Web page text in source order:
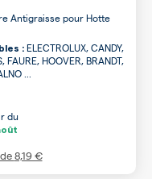
Antigraisse pour Hotte
: ELECTROLUX, CANDY,
FAURE, HOOVER, BRANDT,
...
du
8,19 €